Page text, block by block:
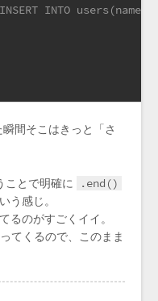
INTO users(name)
間そこはきっと「さ
ことで明確に .end()
う感じ。
るのがすごくイイ。
てくるので、このまま